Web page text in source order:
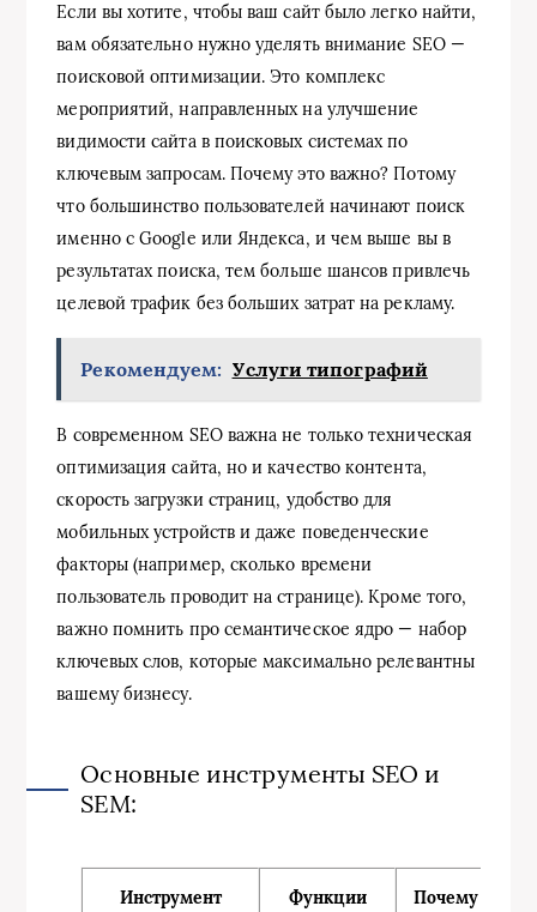
Если вы хотите, чтобы ваш сайт было легко найти,
вам обязательно нужно уделять внимание SEO —
поисковой оптимизации. Это комплекс
мероприятий, направленных на улучшение
видимости сайта в поисковых системах по
ключевым запросам. Почему это важно? Потому
что большинство пользователей начинают поиск
именно с Google или Яндекса, и чем выше вы в
результатах поиска, тем больше шансов привлечь
целевой трафик без больших затрат на рекламу.
Рекомендуем: Услуги типографий
В современном SEO важна не только техническая
оптимизация сайта, но и качество контента,
скорость загрузки страниц, удобство для
мобильных устройств и даже поведенческие
факторы (например, сколько времени
пользователь проводит на странице). Кроме того,
важно помнить про семантическое ядро — набор
ключевых слов, которые максимально релевантны
вашему бизнесу.
Основные инструменты SEO и
SEM:
Инструмент Функции Почему важен